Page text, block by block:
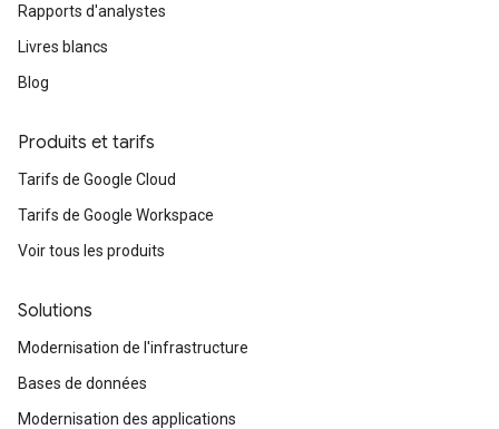
Rapports d'analystes
Livres blancs
Blog
Produits et tarifs
Tarifs de Google Cloud
Tarifs de Google Workspace
Voir tous les produits
Solutions
Modernisation de l'infrastructure
Bases de données
Modernisation des applications